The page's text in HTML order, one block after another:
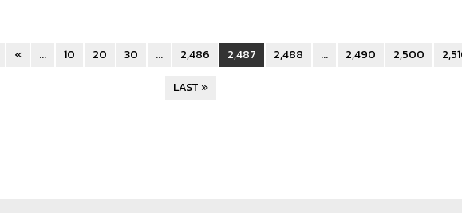
« ... 10 20 30 ... 2,486 2,487 2,488 ... 2,490 2,500
LAST »